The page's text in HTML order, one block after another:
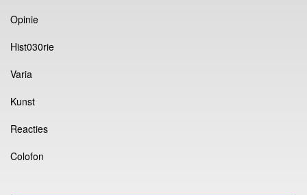
Opinie
Hist030rie
Varia
Kunst
Reacties
Colofon